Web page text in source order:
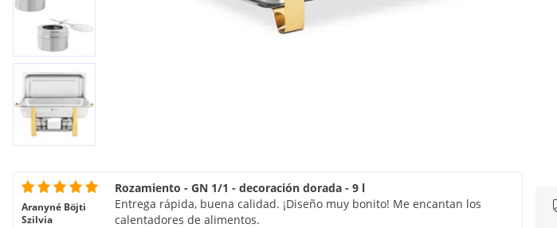
Aranyné Böjti
Szilvia
Rozamiento - GN 1/1 - decoración dorada - 9 l
Entrega rápida, buena calidad. ¡Diseño muy bonito! Me encantan los
calentadores de alimentos.